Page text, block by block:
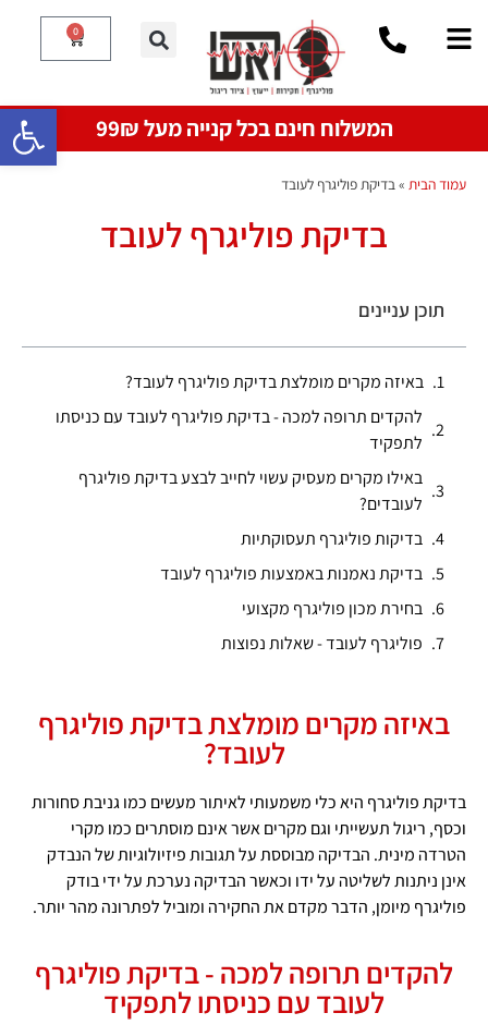
פתח
0
המשלוח חינם בכל קנייה מעל 99₪
עמוד הבית »בדיקת פוליגרף לעובד
בדיקת פוליגרף לעובד
תוכן עניינים
באיזה מקרים מומלצת בדיקת פוליגרף לעובד?
להקדים תרופה למכה - בדיקת פוליגרף לעובד עם כניסתו
לתפקיד
באילו מקרים מעסיק עשוי לחייב לבצע בדיקת פוליגרף
לעובדים?
בדיקות פוליגרף תעסוקתיות
בדיקת נאמנות באמצעות פוליגרף לעובד
בחירת מכון פוליגרף מקצועי
פוליגרף לעובד - שאלות נפוצות
באיזה מקרים מומלצת בדיקת פוליגרף
לעובד?
בדיקת פוליגרף היא כלי משמעותי לאיתור מעשים כמו גניבת סחורות
וכסף, ריגול תעשייתי וגם מקרים אשר אינם מוסתרים כמו מקרי
הטרדה מינית. הבדיקה מבוססת על תגובות פיזיולוגיות של הנבדק
אינן ניתנות לשליטה על ידו וכאשר הבדיקה נערכת על ידי בודק
פוליגרף מיומן, הדבר מקדם את החקירה ומוביל לפתרונה מהר יותר.
להקדים תרופה למכה - בדיקת פוליגרף
לעובד עם כניסתו לתפקיד